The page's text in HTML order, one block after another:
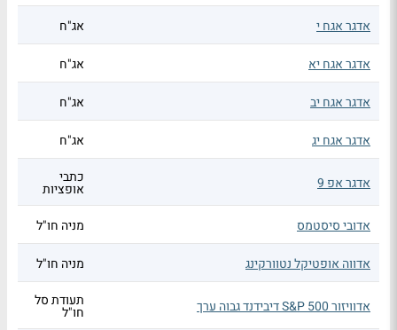
אדגר אגח י אג"ח
אדגר אגח יא אג"ח
אדגר אגח יב אג"ח
אדגר אגח יג אג"ח
אדגר אפ 9 כתבי
אופציות
אדובי סיסטמס
מניה חו"ל
אדווה אופטיקל נטוורקינג מניה חו"ל
אדוויזור S&P 500 דיבידנד גבוה ערך תעודת סל
חו"ל